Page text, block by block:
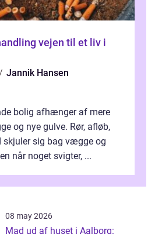
til et liv i
Jannik Hansen
bolig afhænger af mere
og nye gulve. Rør, afløb,
skjuler sig bag vægge og
når noget svigter, ...
08 may 2026
Mad ud af huset i Aalborg: